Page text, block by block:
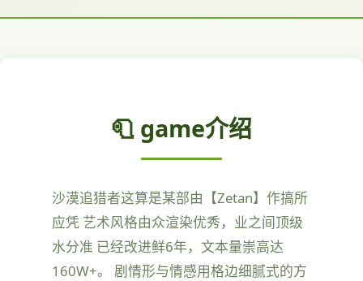
🧻 game介绍
沙漠追猎者这算是某部由【Zetan】作搞所
应凭 艺术风格由众渲染优秀，业之间顶级
水分准 已经改进鲜6年，文本量崇高达
160W+。 剧情形与情感用格边细腻式的方